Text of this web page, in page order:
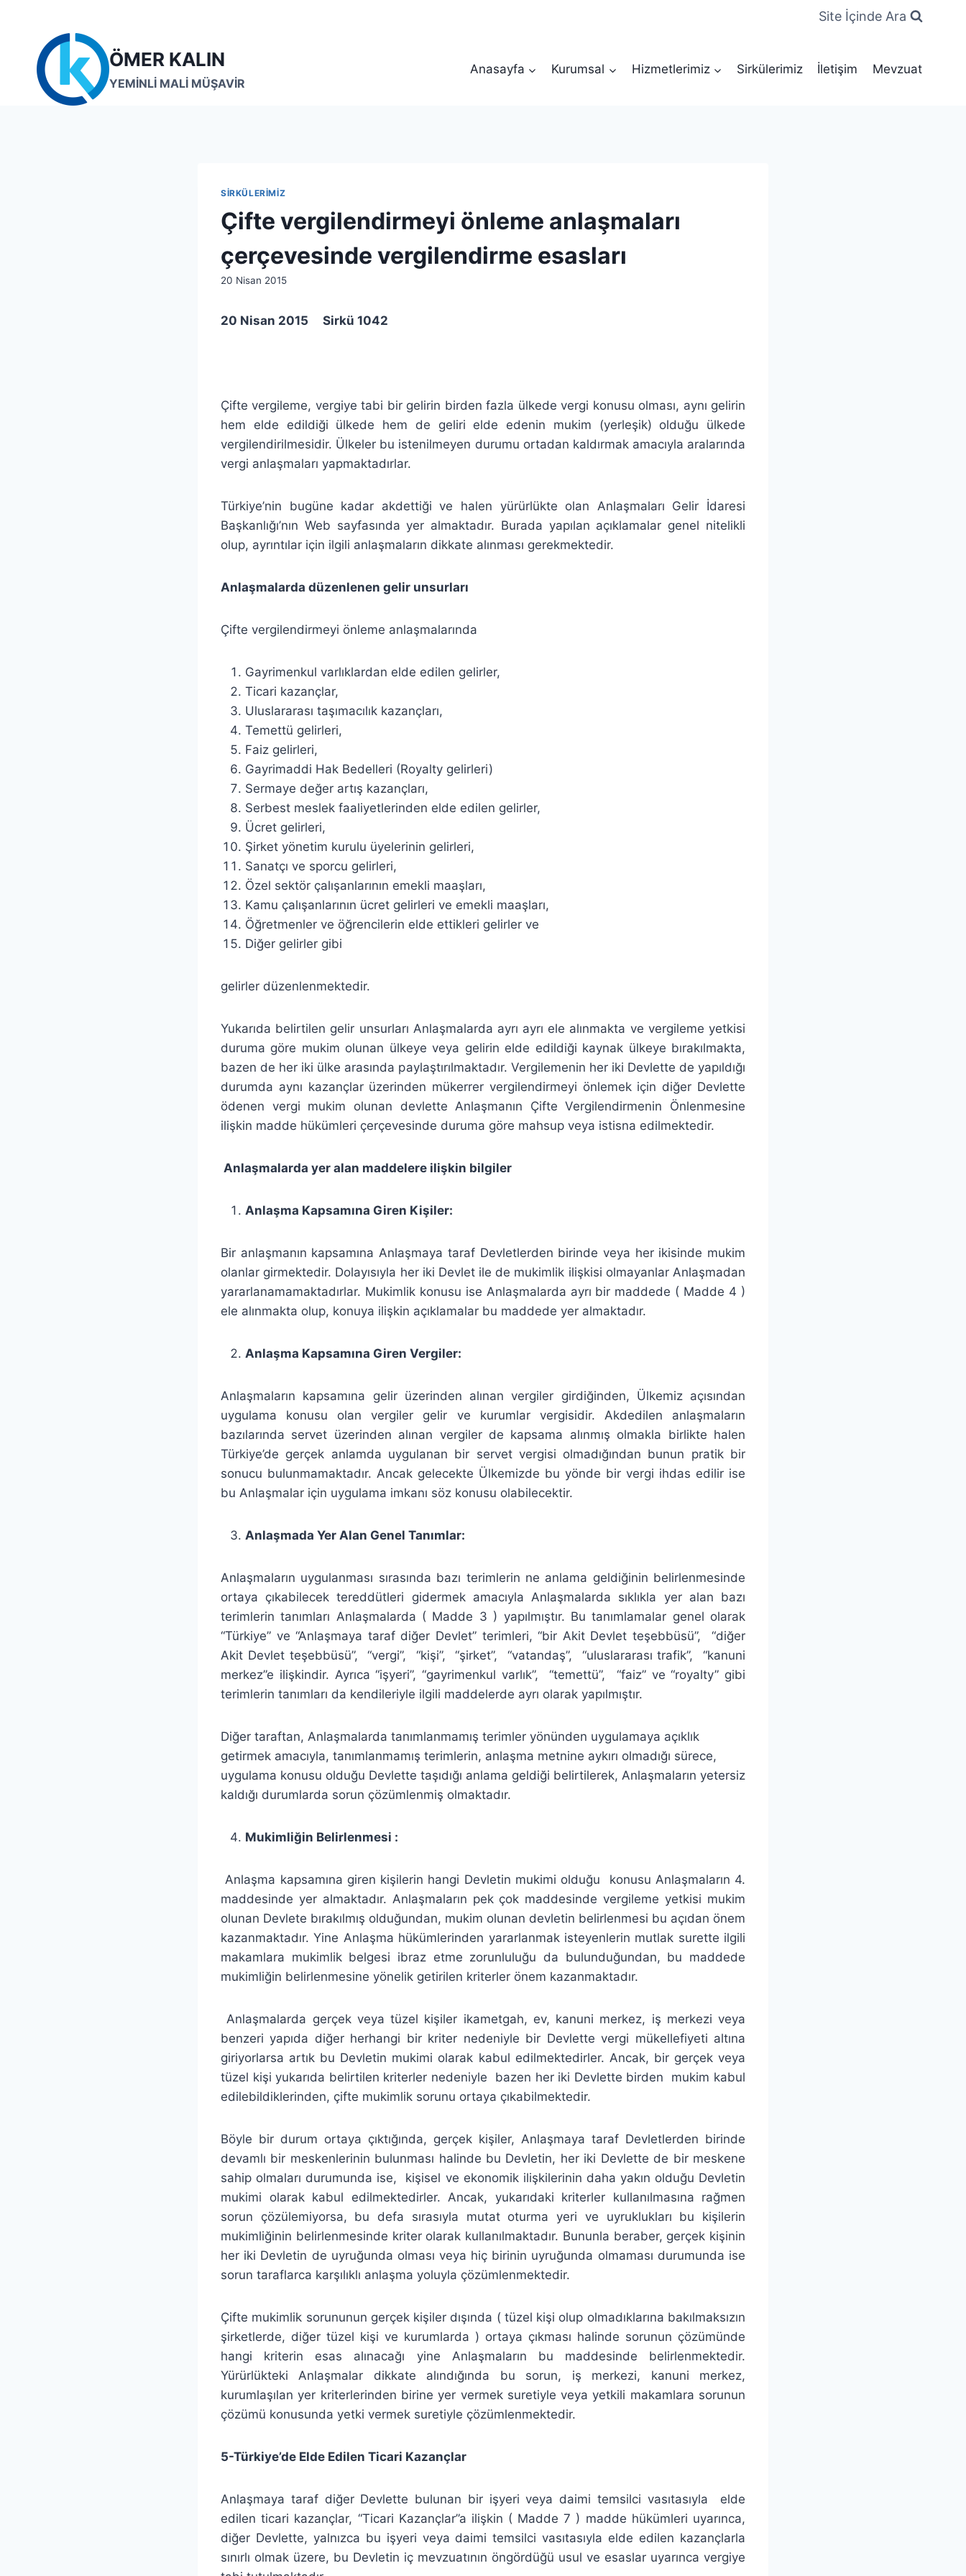
content
Site İçinde Ara
ÖMER KALIN
YEMİNLİ MALİ MÜŞAVİR
Anasayfa Kurumsal Hizmetlerimiz Sirkülerimiz İletişim Mevzuat
SIRKÜLERIMIZ
Çifte vergilendirmeyi önleme anlaşmaları
çerçevesinde vergilendirme esasları
By
20 Nisan 2015
20 Nisan 2015 Sirkü 1042
Çifte vergileme, vergiye tabi bir gelirin birden fazla ülkede vergi konusu olması, aynı gelirin
hem elde edildiği ülkede hem de geliri elde edenin mukim (yerleşik) olduğu ülkede
vergilendirilmesidir. Ülkeler bu istenilmeyen durumu ortadan kaldırmak amacıyla aralarında
vergi anlaşmaları yapmaktadırlar.
Türkiye’nin bugüne kadar akdettiği ve halen yürürlükte olan Anlaşmaları Gelir İdaresi
Başkanlığı’nın Web sayfasında yer almaktadır. Burada yapılan açıklamalar genel nitelikli
olup, ayrıntılar için ilgili anlaşmaların dikkate alınması gerekmektedir.
Anlaşmalarda düzenlenen gelir unsurları
Çifte vergilendirmeyi önleme anlaşmalarında
Gayrimenkul varlıklardan elde edilen gelirler,
Ticari kazançlar,
Uluslararası taşımacılık kazançları,
Temettü gelirleri,
Faiz gelirleri,
Gayrimaddi Hak Bedelleri (Royalty gelirleri)
Sermaye değer artış kazançları,
Serbest meslek faaliyetlerinden elde edilen gelirler,
Ücret gelirleri,
Şirket yönetim kurulu üyelerinin gelirleri,
Sanatçı ve sporcu gelirleri,
Özel sektör çalışanlarının emekli maaşları,
Kamu çalışanlarının ücret gelirleri ve emekli maaşları,
Öğretmenler ve öğrencilerin elde ettikleri gelirler ve
Diğer gelirler gibi
gelirler düzenlenmektedir.
Yukarıda belirtilen gelir unsurları Anlaşmalarda ayrı ayrı ele alınmakta ve vergileme yetkisi
duruma göre mukim olunan ülkeye veya gelirin elde edildiği kaynak ülkeye bırakılmakta,
bazen de her iki ülke arasında paylaştırılmaktadır. Vergilemenin her iki Devlette de yapıldığı
durumda aynı kazançlar üzerinden mükerrer vergilendirmeyi önlemek için diğer Devlette
ödenen vergi mukim olunan devlette Anlaşmanın Çifte Vergilendirmenin Önlenmesine
ilişkin madde hükümleri çerçevesinde duruma göre mahsup veya istisna edilmektedir.
Anlaşmalarda yer alan maddelere ilişkin bilgiler
Anlaşma Kapsamına Giren Kişiler:
Bir anlaşmanın kapsamına Anlaşmaya taraf Devletlerden birinde veya her ikisinde mukim
olanlar girmektedir. Dolayısıyla her iki Devlet ile de mukimlik ilişkisi olmayanlar Anlaşmadan
yararlanamamaktadırlar. Mukimlik konusu ise Anlaşmalarda ayrı bir maddede ( Madde 4 )
ele alınmakta olup, konuya ilişkin açıklamalar bu maddede yer almaktadır.
Anlaşma Kapsamına Giren Vergiler:
Anlaşmaların kapsamına gelir üzerinden alınan vergiler girdiğinden, Ülkemiz açısından
uygulama konusu olan vergiler gelir ve kurumlar vergisidir. Akdedilen anlaşmaların
bazılarında servet üzerinden alınan vergiler de kapsama alınmış olmakla birlikte halen
Türkiye’de gerçek anlamda uygulanan bir servet vergisi olmadığından bunun pratik bir
sonucu bulunmamaktadır. Ancak gelecekte Ülkemizde bu yönde bir vergi ihdas edilir ise
bu Anlaşmalar için uygulama imkanı söz konusu olabilecektir.
Anlaşmada Yer Alan Genel Tanımlar:
Anlaşmaların uygulanması sırasında bazı terimlerin ne anlama geldiğinin belirlenmesinde
ortaya çıkabilecek tereddütleri gidermek amacıyla Anlaşmalarda sıklıkla yer alan bazı
terimlerin tanımları Anlaşmalarda ( Madde 3 ) yapılmıştır. Bu tanımlamalar genel olarak
“Türkiye” ve “Anlaşmaya taraf diğer Devlet” terimleri, “bir Akit Devlet teşebbüsü”, “diğer
Akit Devlet teşebbüsü”, “vergi”, “kişi”, “şirket”, “vatandaş”, “uluslararası trafik”, “kanuni
merkez”e ilişkindir. Ayrıca “işyeri”, “gayrimenkul varlık”, “temettü”, “faiz” ve “royalty” gibi
terimlerin tanımları da kendileriyle ilgili maddelerde ayrı olarak yapılmıştır.
Diğer taraftan, Anlaşmalarda tanımlanmamış terimler yönünden uygulamaya açıklık
getirmek amacıyla, tanımlanmamış terimlerin, anlaşma metnine aykırı olmadığı sürece,
uygulama konusu olduğu Devlette taşıdığı anlama geldiği belirtilerek, Anlaşmaların yetersiz
kaldığı durumlarda sorun çözümlenmiş olmaktadır.
Mukimliğin Belirlenmesi :
Anlaşma kapsamına giren kişilerin hangi Devletin mukimi olduğu konusu Anlaşmaların 4.
maddesinde yer almaktadır. Anlaşmaların pek çok maddesinde vergileme yetkisi mukim
olunan Devlete bırakılmış olduğundan, mukim olunan devletin belirlenmesi bu açıdan önem
kazanmaktadır. Yine Anlaşma hükümlerinden yararlanmak isteyenlerin mutlak surette ilgili
makamlara mukimlik belgesi ibraz etme zorunluluğu da bulunduğundan, bu maddede
mukimliğin belirlenmesine yönelik getirilen kriterler önem kazanmaktadır.
Anlaşmalarda gerçek veya tüzel kişiler ikametgah, ev, kanuni merkez, iş merkezi veya
benzeri yapıda diğer herhangi bir kriter nedeniyle bir Devlette vergi mükellefiyeti altına
giriyorlarsa artık bu Devletin mukimi olarak kabul edilmektedirler. Ancak, bir gerçek veya
tüzel kişi yukarıda belirtilen kriterler nedeniyle bazen her iki Devlette birden mukim kabul
edilebildiklerinden, çifte mukimlik sorunu ortaya çıkabilmektedir.
Böyle bir durum ortaya çıktığında, gerçek kişiler, Anlaşmaya taraf Devletlerden birinde
devamlı bir meskenlerinin bulunması halinde bu Devletin, her iki Devlette de bir meskene
sahip olmaları durumunda ise, kişisel ve ekonomik ilişkilerinin daha yakın olduğu Devletin
mukimi olarak kabul edilmektedirler. Ancak, yukarıdaki kriterler kullanılmasına rağmen
sorun çözülemiyorsa, bu defa sırasıyla mutat oturma yeri ve uyruklukları bu kişilerin
mukimliğinin belirlenmesinde kriter olarak kullanılmaktadır. Bununla beraber, gerçek kişinin
her iki Devletin de uyruğunda olması veya hiç birinin uyruğunda olmaması durumunda ise
sorun taraflarca karşılıklı anlaşma yoluyla çözümlenmektedir.
Çifte mukimlik sorununun gerçek kişiler dışında ( tüzel kişi olup olmadıklarına bakılmaksızın
şirketlerde, diğer tüzel kişi ve kurumlarda ) ortaya çıkması halinde sorunun çözümünde
hangi kriterin esas alınacağı yine Anlaşmaların bu maddesinde belirlenmektedir.
Yürürlükteki Anlaşmalar dikkate alındığında bu sorun, iş merkezi, kanuni merkez,
kurumlaşılan yer kriterlerinden birine yer vermek suretiyle veya yetkili makamlara sorunun
çözümü konusunda yetki vermek suretiyle çözümlenmektedir.
5-Türkiye’de Elde Edilen Ticari Kazançlar
Anlaşmaya taraf diğer Devlette bulunan bir işyeri veya daimi temsilci vasıtasıyla elde
edilen ticari kazançlar, “Ticari Kazançlar”a ilişkin ( Madde 7 ) madde hükümleri uyarınca,
diğer Devlette, yalnızca bu işyeri veya daimi temsilci vasıtasıyla elde edilen kazançlarla
sınırlı olmak üzere, bu Devletin iç mevzuatının öngördüğü usul ve esaslar uyarınca vergiye